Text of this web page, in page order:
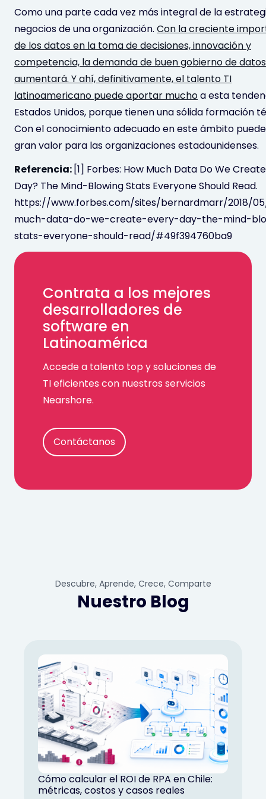
Como una parte cada vez más integral de la
negocios de una organización. Con la creciente
de los datos en la toma de decisiones, innovación y
competencia, la demanda de buen gobierno de
aumentará. Y ahí, definitivamente, el talento TI
latinoamericano puede aportar muchoa esta
Estados Unidos, porque tienen una sólida formación
Con el conocimiento adecuado en este ámbito
gran valor para las organizaciones estadounidenses.
Referencia: [1] Forbes: How Much Data Do We
Day? The Mind-Blowing Stats Everyone Should Read.
https://www.forbes.com/sites/bernardmarr/2018/
much-data-do-we-create-every-day-the-mind-
stats-everyone-should-read/#49f394760ba9
Contrata a los mejores
desarrolladores de
software en
Latinoamérica
Accede a talento top y soluciones de
TI eficientes con nuestros servicios
Nearshore.
Contáctanos
Descubre, Aprende, Crece, Comparte
Nuestro Blog
Cómo calcular el ROI de RPA en Chile:
métricas, costos y casos reales